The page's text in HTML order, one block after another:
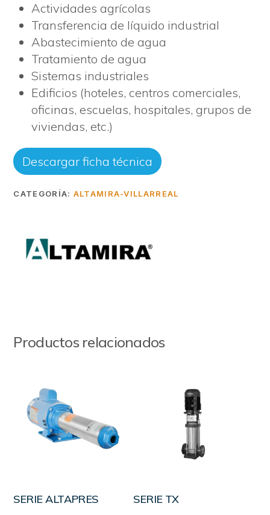
Actividades agrícolas
Transferencia de líquido industrial
Abastecimiento de agua
Tratamiento de agua
Sistemas industriales
Edificios (hoteles, centros comerciales,
oficinas, escuelas, hospitales, grupos de
viviendas, etc.)
Descargar ficha técnica
CATEGORÍA: ALTAMIRA-VILLARREAL
Productos relacionados
SERIE ALTAPRES SERIE TX